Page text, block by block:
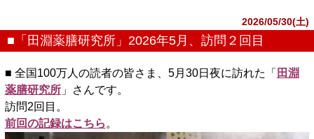
2026/05/30(土)
■「田淵薬膳研究所」2026年5月、訪問２回目
■ 全国100万人の読者の皆さま、5月30日夜に訪れた「 田淵
薬膳研究所」さんです。
訪問2回目。
前回の記録はこちら 。